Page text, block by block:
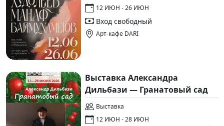
12 ИЮН - 26 ИЮН
Вход свободный
Арт-кафе DARI
Выставка Александра
Дильбази — Гранатовый сад
Выставка
12 ИЮН - 28 ИЮН